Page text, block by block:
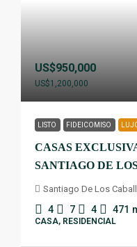
US$950,000
US$1,200,000
LISTO FIDEICOMISO
CASAS
SANTIAGO DE
Santiago De Los
4 7 4 471
CASA, RESIDENCIAL